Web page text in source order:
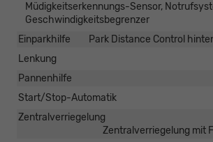
Müdigkeitserkennungs-Sensor,
Geschwindigkeitsbegrenzer
Einparkhilfe
Park Distance Control
Lenkung
Pannenhilfe
Start/Stop-Automatik
Zentralverriegelung
Zentralverriegelung mit